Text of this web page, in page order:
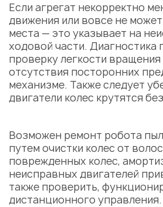
Если агрегат некорректно
движения или вовсе не
места — это указывает на
ходовой части. Диагностика
проверку легкости вращения
отсутствия посторонних
механизме. Также следует
двигатели колес крутятся
Возможен ремонт робота
путем очистки колес от
поврежденных колес,
неисправных двигателей
также проверить,
дистанционного управления.